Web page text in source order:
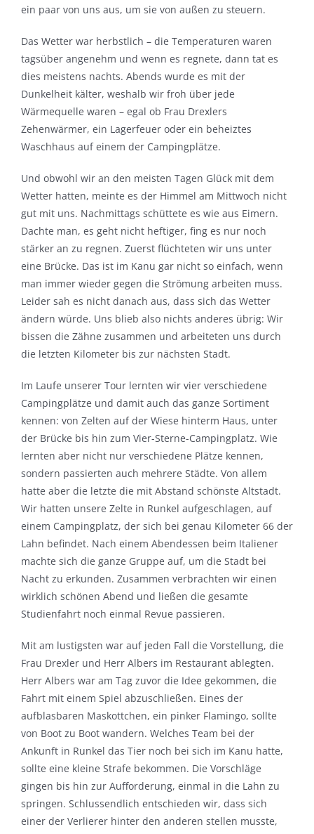
ein paar von uns aus, um sie von außen zu steuern.
Das Wetter war herbstlich – die Temperaturen waren
tagsüber angenehm und wenn es regnete, dann tat es
dies meistens nachts. Abends wurde es mit der
Dunkelheit kälter, weshalb wir froh über jede
Wärmequelle waren – egal ob Frau Drexlers
Zehenwärmer, ein Lagerfeuer oder ein beheiztes
Waschhaus auf einem der Campingplätze.
Und obwohl wir an den meisten Tagen Glück mit dem
Wetter hatten, meinte es der Himmel am Mittwoch nicht
gut mit uns. Nachmittags schüttete es wie aus Eimern.
Dachte man, es geht nicht heftiger, fing es nur noch
stärker an zu regnen. Zuerst flüchteten wir uns unter
eine Brücke. Das ist im Kanu gar nicht so einfach, wenn
man immer wieder gegen die Strömung arbeiten muss.
Leider sah es nicht danach aus, dass sich das Wetter
ändern würde. Uns blieb also nichts anderes übrig: Wir
bissen die Zähne zusammen und arbeiteten uns durch
die letzten Kilometer bis zur nächsten Stadt.
Im Laufe unserer Tour lernten wir vier verschiedene
Campingplätze und damit auch das ganze Sortiment
kennen: von Zelten auf der Wiese hinterm Haus, unter
der Brücke bis hin zum Vier-Sterne-Campingplatz. Wie
lernten aber nicht nur verschiedene Plätze kennen,
sondern passierten auch mehrere Städte. Von allem
hatte aber die letzte die mit Abstand schönste Altstadt.
Wir hatten unsere Zelte in Runkel aufgeschlagen, auf
einem Campingplatz, der sich bei genau Kilometer 66 der
Lahn befindet. Nach einem Abendessen beim Italiener
machte sich die ganze Gruppe auf, um die Stadt bei
Nacht zu erkunden. Zusammen verbrachten wir einen
wirklich schönen Abend und ließen die gesamte
Studienfahrt noch einmal Revue passieren.
Mit am lustigsten war auf jeden Fall die Vorstellung, die
Frau Drexler und Herr Albers im Restaurant ablegten.
Herr Albers war am Tag zuvor die Idee gekommen, die
Fahrt mit einem Spiel abzuschließen. Eines der
aufblasbaren Maskottchen, ein pinker Flamingo, sollte
von Boot zu Boot wandern. Welches Team bei der
Ankunft in Runkel das Tier noch bei sich im Kanu hatte,
sollte eine kleine Strafe bekommen. Die Vorschläge
gingen bis hin zur Aufforderung, einmal in die Lahn zu
springen. Schlussendlich entschieden wir, dass sich
einer der Verlierer hinter den anderen stellen musste,